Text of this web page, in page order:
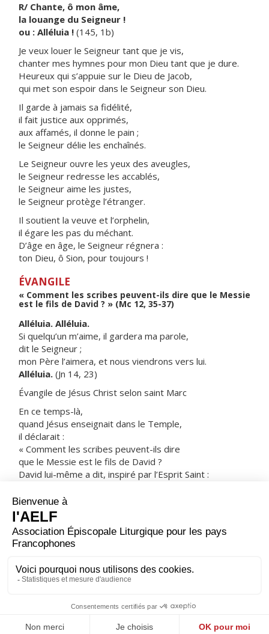
R/ Chante, ô mon âme,
la louange du Seigneur !
ou : Alléluia ! (145, 1b)
Je veux louer le Seigneur tant que je vis,
chanter mes hymnes pour mon Dieu tant que je dure.
Heureux qui s’appuie sur le Dieu de Jacob,
qui met son espoir dans le Seigneur son Dieu.
Il garde à jamais sa fidélité,
il fait justice aux opprimés,
aux affamés, il donne le pain ;
le Seigneur délie les enchaînés.
Le Seigneur ouvre les yeux des aveugles,
le Seigneur redresse les accablés,
le Seigneur aime les justes,
le Seigneur protège l’étranger.
Il soutient la veuve et l’orphelin,
il égare les pas du méchant.
D’âge en âge, le Seigneur régnera :
ton Dieu, ô Sion, pour toujours !
ÉVANGILE
« Comment les scribes peuvent-ils dire que le Messie
est le fils de David ? » (Mc 12, 35-37)
Alléluia. Alléluia.
Si quelqu’un m’aime, il gardera ma parole,
dit le Seigneur ;
mon Père l’aimera, et nous viendrons vers lui.
Alléluia. (Jn 14, 23)
Évangile de Jésus Christ selon saint Marc
En ce temps-là,
quand Jésus enseignait dans le Temple,
il déclarait :
« Comment les scribes peuvent-ils dire
que le Messie est le fils de David ?
David lui-même a dit, inspiré par l’Esprit Saint :
“Siège à ma droite
jusqu’à ce que j’aie placé tes ennemis
sous tes pieds !”
David lui-même le nomme Seigneur.
D’où vient alors qu’il est son fils ? »
Et la foule nombreuse l’écoutait avec plaisir.
– Acclamons la Parole de Dieu.